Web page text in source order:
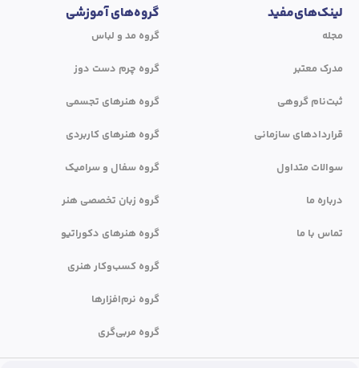
لینک‌های‌مفید
مجله
مدرک معتبر
ثبت‌نام گروهی
قراردادهای سازمانی
سوالات متداول
درباره ما
تماس با ما
گروه‌های آموزشی
گروه مد و لباس
گروه چرم دست دوز
گروه هنرهای تجسمی
گروه هنرهای کاربردی
گروه سفال و سرامیک
گروه زبان تخصصی هنر
گروه هنرهای دکوراتیو
گروه کسب‌وکار هنری
گروه نرم‌افزارها
گروه مربی‌گری